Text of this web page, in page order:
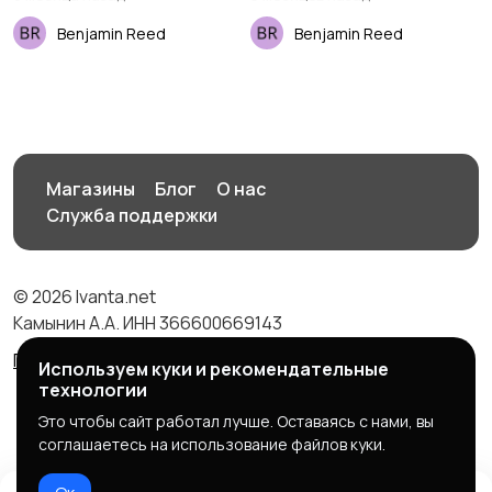
Benjamin Reed Benjamin Reed
Магазины Блог
О нас
Служба поддержки
© 2026 Ivanta.net
Камынин А.А. ИНН 366600669143
Правила сервиса
Политика конфиденциальности
Используем куки и рекомендательные
технологии
Это чтобы сайт работал лучше. Оставаясь с нами, вы
соглашаетесь на использование файлов куки.